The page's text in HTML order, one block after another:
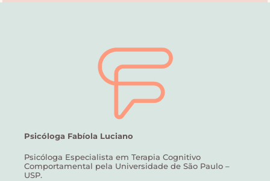
Psicóloga Fabíola Luciano
Psicóloga Especialista em Terapia Cognitivo
Comportamental pela Universidade de São Paulo –
USP.